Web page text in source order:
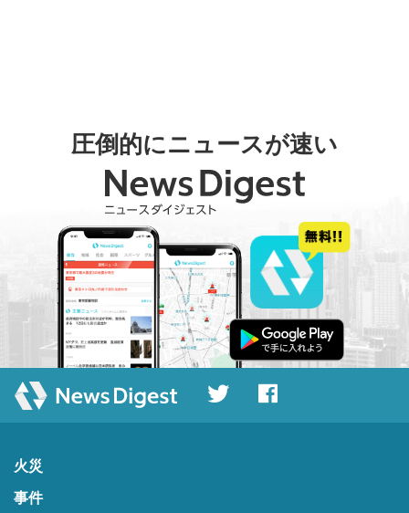
圧倒的にニュースが速い
火災
事件